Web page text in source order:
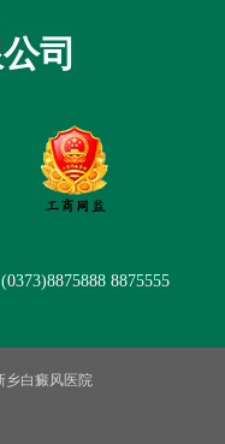
司
8875555
乡白癜风医院